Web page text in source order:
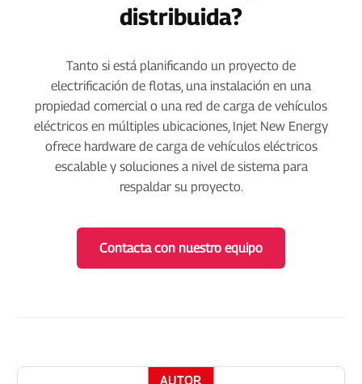
distribuida?
Tanto si está planificando un proyecto de
electrificación de flotas, una instalación en una
propiedad comercial o una red de carga de vehículos
eléctricos en múltiples ubicaciones, Injet New Energy
ofrece hardware de carga de vehículos eléctricos
escalable y soluciones a nivel de sistema para
respaldar su proyecto.
Contacta con nuestro equipo
AUTOR